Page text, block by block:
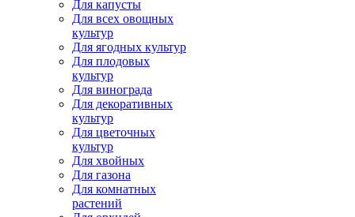
Для капусты
Для всех овощных
культур
Для ягодных культур
Для плодовых
культур
Для винограда
Для декоративных
культур
Для цветочных
культур
Для хвойных
Для газона
Для комнатных
растений